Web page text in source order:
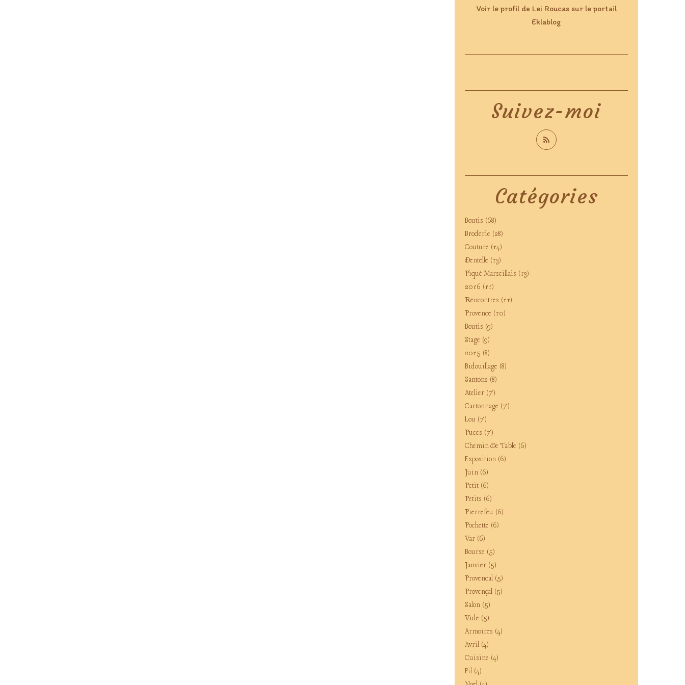
Catégories
Boutis (68)
Broderie (28)
Couture (14)
Dentelle (13)
Piqué Marseillais (13)
2016 (11)
Rencontres (11)
Provence (10)
Boutis (9)
Stage (9)
2015 (8)
Bidouillage (8)
Santons (8)
Atelier (7)
Cartonnage (7)
Lou (7)
Puces (7)
Chemin De Table (6)
Exposition (6)
Juin (6)
Petit (6)
Petits (6)
Pierrefeu (6)
Pochette (6)
Var (6)
Bourse (5)
Janvier (5)
Provencal (5)
Provençal (5)
Salon (5)
Vide (5)
Armoires (4)
Avril (4)
Cuisine (4)
Fil (4)
Suivez-moi
Voir le profil de Lei Roucassur le portail
Eklablog